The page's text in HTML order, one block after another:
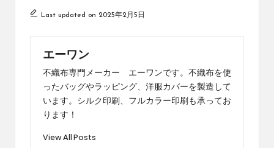
Last updated on 2025年2月5日
エーワン
不織布専門メーカー エーワンです。不織布を使
ったバッグやラッピング、洋服カバーを製造して
います。シルク印刷、フルカラー印刷も承ってお
ります！
View All Posts